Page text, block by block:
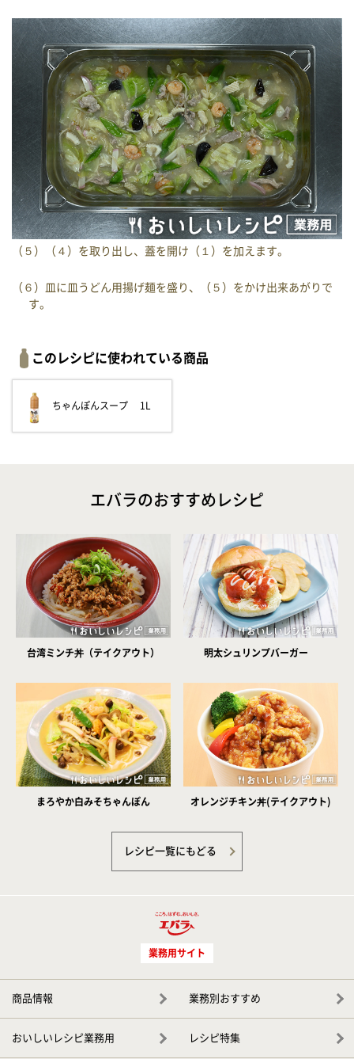
（５）（４）を取り出し、蓋を開け（１）を加えます。
（６）皿に皿うどん用揚げ麺を盛り、（５）をかけ出来あがりで
す。
このレシピに使われている商品
ちゃんぽんスープ 1L
エバラのおすすめレシピ
台湾ミンチ丼（テイクアウト） 明太シュリンプバーガー
まろやか白みそちゃんぽん オレンジチキン丼(テイクアウト)
レシピ一覧にもどる
業務用サイト
商品情報 業務別おすすめ
おいしいレシピ業務用 レシピ特集